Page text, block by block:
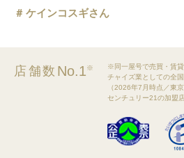
ケインコスギさん
店舗数 No.1※
※同一屋号で売買・賃
チャイズ業としての全
（2026年7月時点／東
センチュリー21の加盟